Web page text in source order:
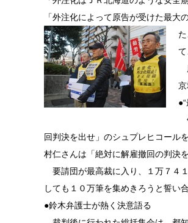
「外注化によって原告が受けた最
京
回判決を出せ」のシュプレヒコール
村仁さんは「絶対に解雇撤回の判決
要請団が最高裁に入り、１万７４
しても１０万筆を集めきろうと誓い合
●鈴木弁護士が熱く決意語る